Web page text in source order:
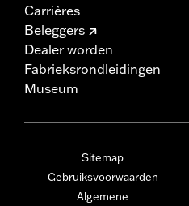
Carrières
Beleggers
Dealer worden
Fabrieksrondleidingen
Museum
Sitemap
Gebruiksvoorwaarden
Algemene